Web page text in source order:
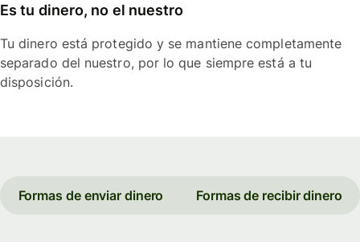
Es tu dinero, no el nuestro
Tu dinero está protegido y se mantiene completamente
separado del nuestro, por lo que siempre está a tu
disposición.
Formas de enviar dinero Formas de recibir dinero